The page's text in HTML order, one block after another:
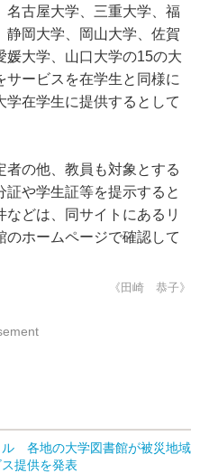
名古屋大学、三重大学、福
静岡大学、岡山大学、佐賀
媛大学、山口大学の15の大
ービスを在学生と同様に
在学生に提供するとして
の他、教員も対象とする
証や学生証等を提示すると
などは、同サイトにあるリ
のホームページで確認して
《田崎 恭子》
ル 各地の大学図書館が被災地域
提供を発表